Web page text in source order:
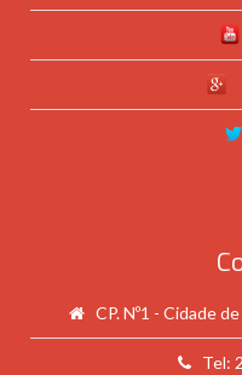
CP. Nº1 - Cidade
Tel: